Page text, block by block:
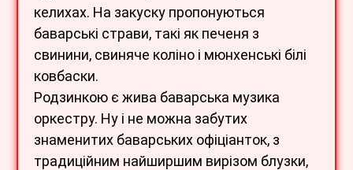
келихах. На закуску пропонуються
баварські страви, такі як печеня з
свинини, свиняче коліно і мюнхенські білі
ковбаски.
Родзинкою є жива баварська музика
оркестру. Ну і не можна забутих
знаменитих баварських офіціанток, з
традиційним найширшим вирізом блузки,